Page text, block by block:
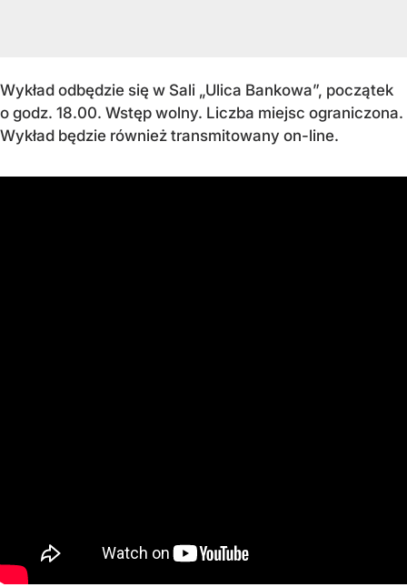
Wykład odbędzie się w Sali „Ulica Bankowa”, początek
o godz. 18.00. Wstęp wolny. Liczba miejsc ograniczona.
Wykład będzie również transmitowany on-line.